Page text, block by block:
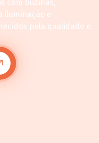
com buzinas,
iluminação e
pela qualidade e